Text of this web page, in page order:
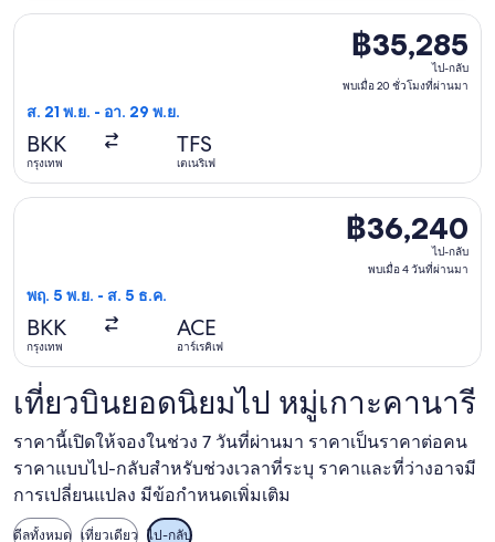
วัน
ที่
มา
฿35,285
ไป-
กลับ,
ชั่วโมง
ที่
มา
฿35,285
ไป-กลับ
พบเมื่อ 20 ชั่วโมงที่ผ่านมา
ส. 21 พ.ย. - อา. 29 พ.ย.
BKK
กรุงเทพ
TFS
เตเนริเฟ
เลือกเที่ยวบิน สวิส อินเตอร์เนชันแนล แอร์ไลน์ส วัน ส. 21 พ.ย.
฿36,240
ไป-
กลับ,
ที่
ผ่าน
มา
฿36,240
ไป-กลับ
พบเมื่อ 4 วันที่ผ่านมา
พฤ. 5 พ.ย. - ส. 5 ธ.ค.
BKK
กรุงเทพ
ACE
อาร์เรคิเฟ
เลือกเที่ยวบิน กาตาร์ แอร์เวย์ส วัน พฤ. 5 พ.ย. จาก กรุงเทพ ไป
เที่ยวบินยอดนิยมไป หมู่เกาะคานารี
ราคานี้เปิดให้จองในช่วง 7 วันที่ผ่านมา ราคาเป็นราคาต่อคน
ราคาแบบไป-กลับสำหรับช่วงเวลาที่ระบุ ราคาและที่ว่างอาจมี
การเปลี่ยนแปลง มีข้อกำหนดเพิ่มเติม
ดีลทั้งหมด เที่ยวเดียว ไป-กลับ